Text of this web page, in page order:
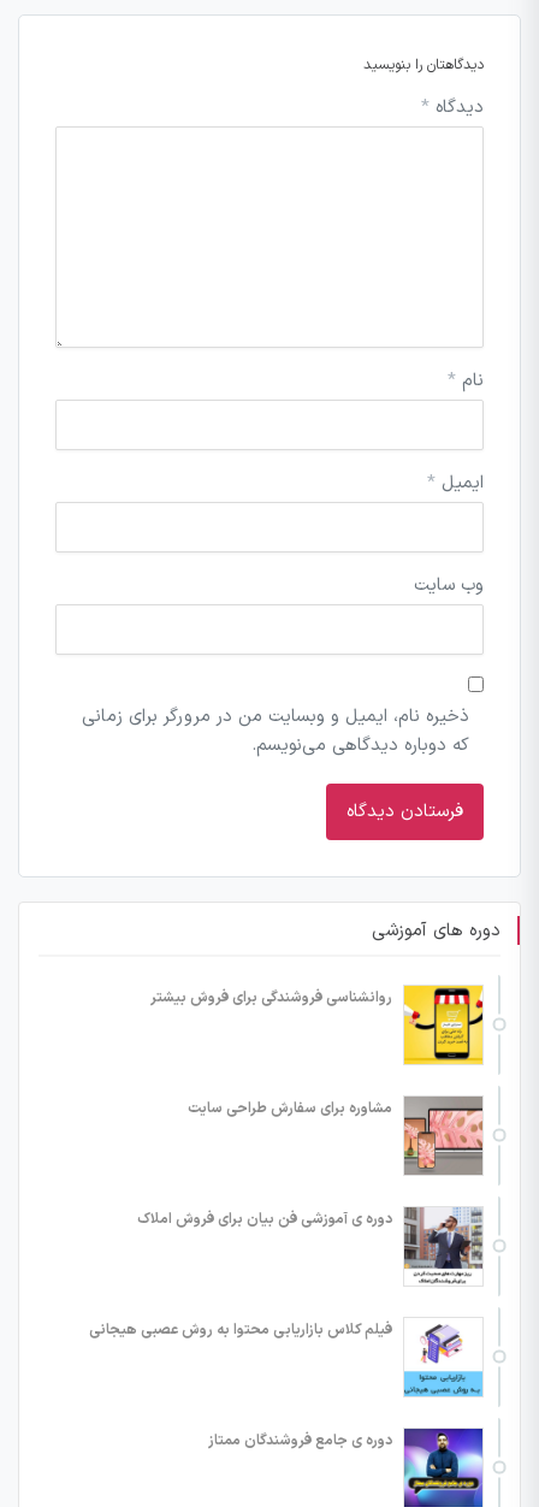
دیدگاهتان را بنویسید
دیدگاه *
نام *
ایمیل *
وب‌ سایت
ذخیره نام، ایمیل و وبسایت من در مرورگر برای زمانی
که دوباره دیدگاهی می‌نویسم.
دوره های آموزشی
روانشناسی فروشندگی برای فروش بیشتر
مشاوره برای سفارش طراحی سایت
دوره ی آموزشی فن بیان برای فروش املاک
فیلم کلاس بازاریابی محتوا به روش عصبی هیجانی
دوره ی جامع فروشندگان ممتاز